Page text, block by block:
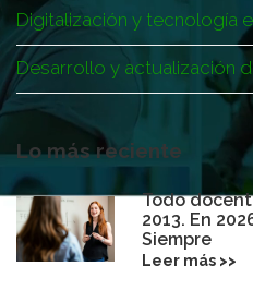
Digitalización y tecnología
Desarrollo y actualización
Lo más reciente
Todo
2013. En
Siempre
Leer más >>